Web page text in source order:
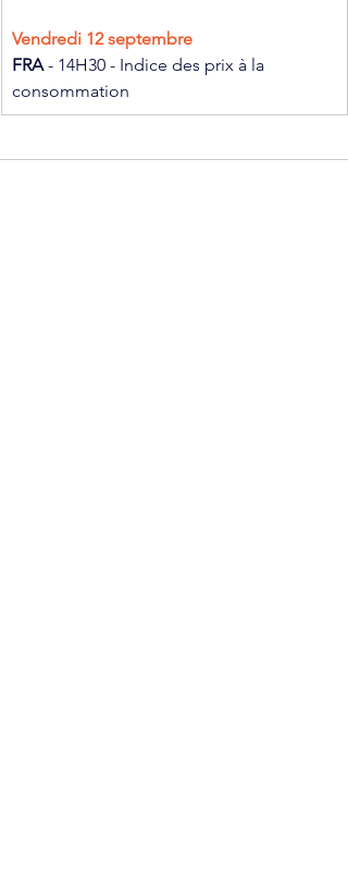
Vendredi 12 septembre
FRA - 14H30 - Indice des prix à la
consommation